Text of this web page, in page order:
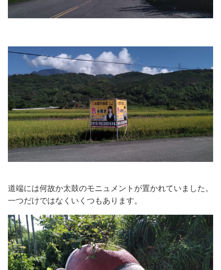
道端には何故か太鼓のモニュメントが置かれていました。
一つだけではなくいくつもあります。